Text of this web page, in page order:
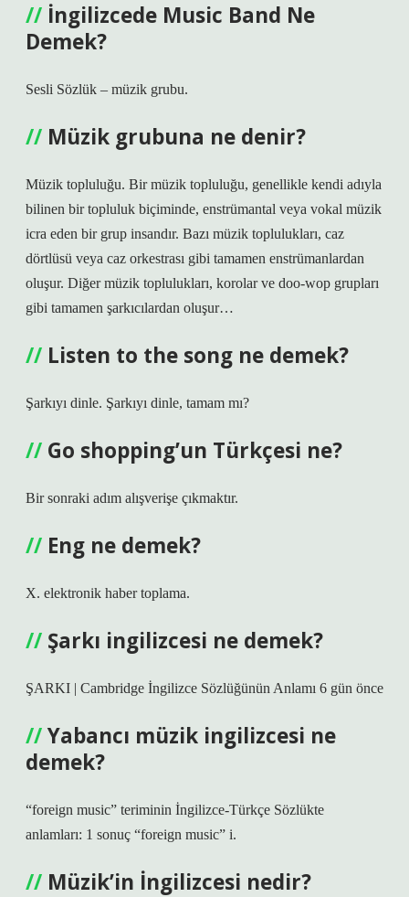
İngilizcede Music Band Ne
Demek?
Sesli Sözlük – müzik grubu.
Müzik grubuna ne denir?
Müzik topluluğu. Bir müzik topluluğu, genellikle kendi adıyla
bilinen bir topluluk biçiminde, enstrümantal veya vokal müzik
icra eden bir grup insandır. Bazı müzik toplulukları, caz
dörtlüsü veya caz orkestrası gibi tamamen enstrümanlardan
oluşur. Diğer müzik toplulukları, korolar ve doo-wop grupları
gibi tamamen şarkıcılardan oluşur…
Listen to the song ne demek?
Şarkıyı dinle. Şarkıyı dinle, tamam mı?
Go shopping’un Türkçesi ne?
Bir sonraki adım alışverişe çıkmaktır.
Eng ne demek?
X. elektronik haber toplama.
Şarkı ingilizcesi ne demek?
ŞARKI | Cambridge İngilizce Sözlüğünün Anlamı 6 gün önce
Yabancı müzik ingilizcesi ne
demek?
“foreign music” teriminin İngilizce-Türkçe Sözlükte
anlamları: 1 sonuç “foreign music” i.
Müzik’in İngilizcesi nedir?